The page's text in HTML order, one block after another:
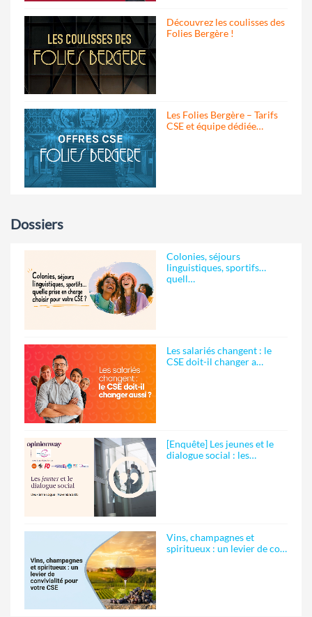
Découvrez les coulisses des
Folies Bergère !
Les Folies Bergère – Tarifs
CSE et équipe dédiée…
Dossiers
Colonies, séjours
linguistiques, sportifs…
quell…
Les salariés changent : le
CSE doit-il changer a…
[Enquête] Les jeunes et le
dialogue social : les…
Vins, champagnes et
spiritueux : un levier de co…